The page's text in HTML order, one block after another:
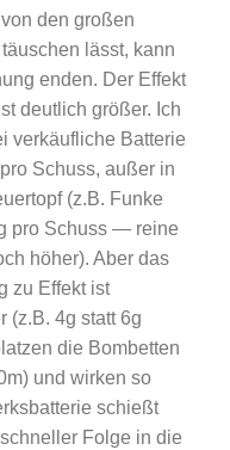
den großen
lässt, kann
enden. Der Effekt
deutlich größer. Ich
verkäufliche Batterie
Schuss, außer in
(z.B. Funke
pro Schuss — reine
höher). Aber das
zu Effekt ist
(z.B. 4g statt 6g
die Bombetten
und wirken so
schießt
Folge in die